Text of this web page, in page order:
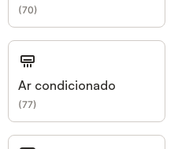
(70)
Ar condicionado
(77)